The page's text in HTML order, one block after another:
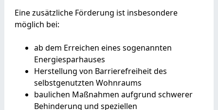
Eine zusätzliche Förderung ist insbesondere
möglich bei:
ab dem Erreichen eines sogenannten
Energiesparhauses
Herstellung von Barrierefreiheit des
selbstgenutzten Wohnraums
baulichen Maßnahmen aufgrund schwerer
Behinderung und speziellen